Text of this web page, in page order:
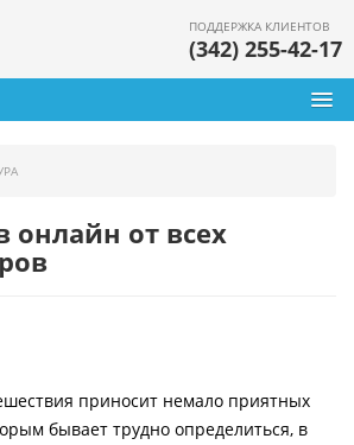
ПОДДЕРЖКА КЛИЕНТОВ
(342) 255-42-17
онлайн от всех
приносит немало приятных
бывает трудно определиться, в